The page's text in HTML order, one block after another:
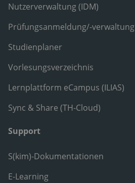
Nutzerverwaltung (IDM)
Prüfungsanmeldung/-verwaltung
Studienplaner
Vorlesungsverzeichnis
Lernplattform eCampus (ILIAS)
Sync & Share (TH-Cloud)
Support
S(kim)-Dokumentationen
E-Learning